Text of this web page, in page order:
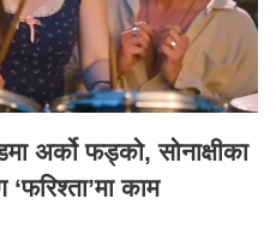
अर्को फड्को, सोनाक्षीका
काम